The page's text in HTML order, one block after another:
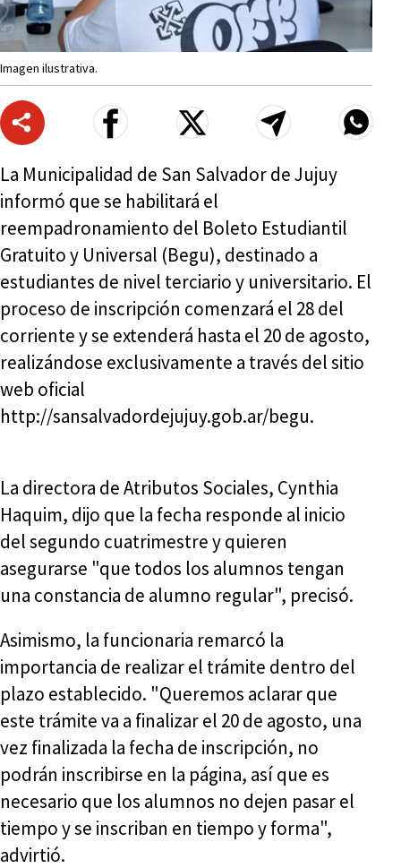
Imagen ilustrativa.
La Municipalidad de San Salvador de Jujuy
informó que se habilitará el
reempadronamiento del Boleto Estudiantil
Gratuito y Universal (Begu), destinado a
estudiantes de nivel terciario y universitario. El
proceso de inscripción comenzará el 28 del
corriente y se extenderá hasta el 20 de agosto,
realizándose exclusivamente a través del sitio
web oficial
http://sansalvadordejujuy.gob.ar/begu.
La directora de Atributos Sociales, Cynthia
Haquim, dijo que la fecha responde al inicio
del segundo cuatrimestre y quieren
asegurarse "que todos los alumnos tengan
una constancia de alumno regular", precisó.
Asimismo, la funcionaria remarcó la
importancia de realizar el trámite dentro del
plazo establecido. "Queremos aclarar que
este trámite va a finalizar el 20 de agosto, una
vez finalizada la fecha de inscripción, no
podrán inscribirse en la página, así que es
necesario que los alumnos no dejen pasar el
tiempo y se inscriban en tiempo y forma",
advirtió.